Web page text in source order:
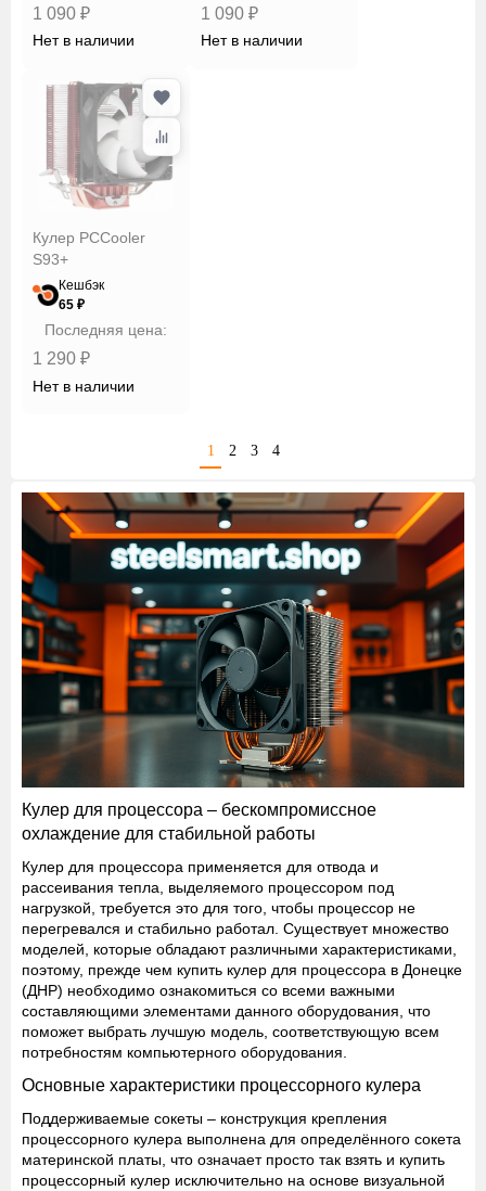
1 090 ₽
Нет в наличии
1 090 ₽
Нет в наличии
Кулер PCCooler
S93+
Кешбэк
65 ₽
Последняя цена:
1 290 ₽
Нет в наличии
1 2 3 4
Кулер для процессора – бескомпромиссное
охлаждение для стабильной работы
Кулер для процессора применяется для отвода и
рассеивания тепла, выделяемого процессором под
нагрузкой, требуется это для того, чтобы процессор не
перегревался и стабильно работал. Существует множество
моделей, которые обладают различными характеристиками,
поэтому, прежде чем купить кулер для процессора в Донецке
(ДНР) необходимо ознакомиться со всеми важными
составляющими элементами данного оборудования, что
поможет выбрать лучшую модель, соответствующую всем
потребностям компьютерного оборудования.
Основные характеристики процессорного кулера
Поддерживаемые сокеты – конструкция крепления
процессорного кулера выполнена для определённого сокета
материнской платы, что означает просто так взять и купить
процессорный кулер исключительно на основе визуальной